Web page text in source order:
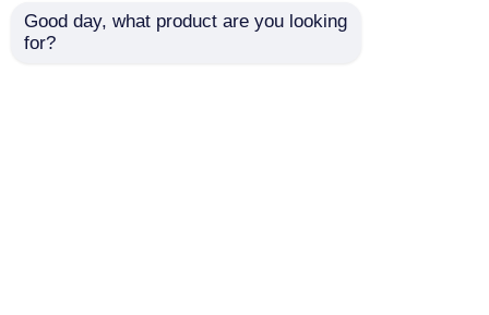
Good day, what product are you looking
for?